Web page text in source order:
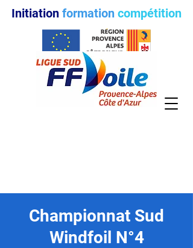
Initiation formation compétition
Championnat Sud
Windfoil N°4